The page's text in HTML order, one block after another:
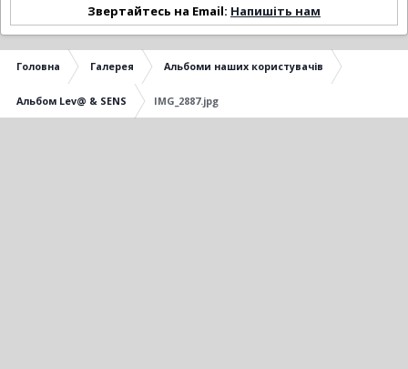
Звертайтесь на Email: Напишіть нам
Головна Галерея Альбоми наших користувачів
Альбом Lev@ & SENS IMG_2887.jpg